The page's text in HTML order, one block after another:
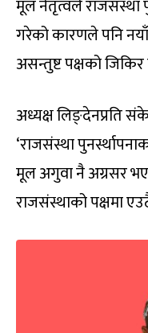
मूल नेतृत्वले राजसंस्था
गरेको कारणले पनि नयाँ
असन्तुष्ट पक्षको
अध्यक्ष लिङ्देनप्रति
‘राजसंस्था
मूल अगुवा नै अग्रसर
राजसंस्थाको पक्षमा